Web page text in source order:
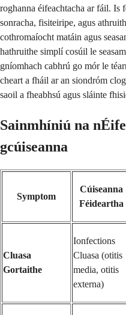
roghanna éifeachtacha ar fáil. Is
sonracha, fisiteiripe, agus
cothromaíocht matáin agus
hathruithe simplí cosúil le
gníomhach cabhrú go mór le
cheart a fháil ar an siondróm
saoil a fheabhsú agus sláinte
Sainmhíniú na
gcúiseanna
Symptom
Cúiseanna
Féideartha
Cluasa
Gortaithe
Ionfections
Cluasa (otitis
media, otitis
externa)